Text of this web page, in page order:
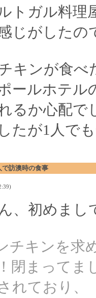
トガル料理
じがした
キンが食べ
ールホテル
るか心配
たが1人で
で訪澳時の食事
、初めまし
チキンを求
閉まってま
れており、